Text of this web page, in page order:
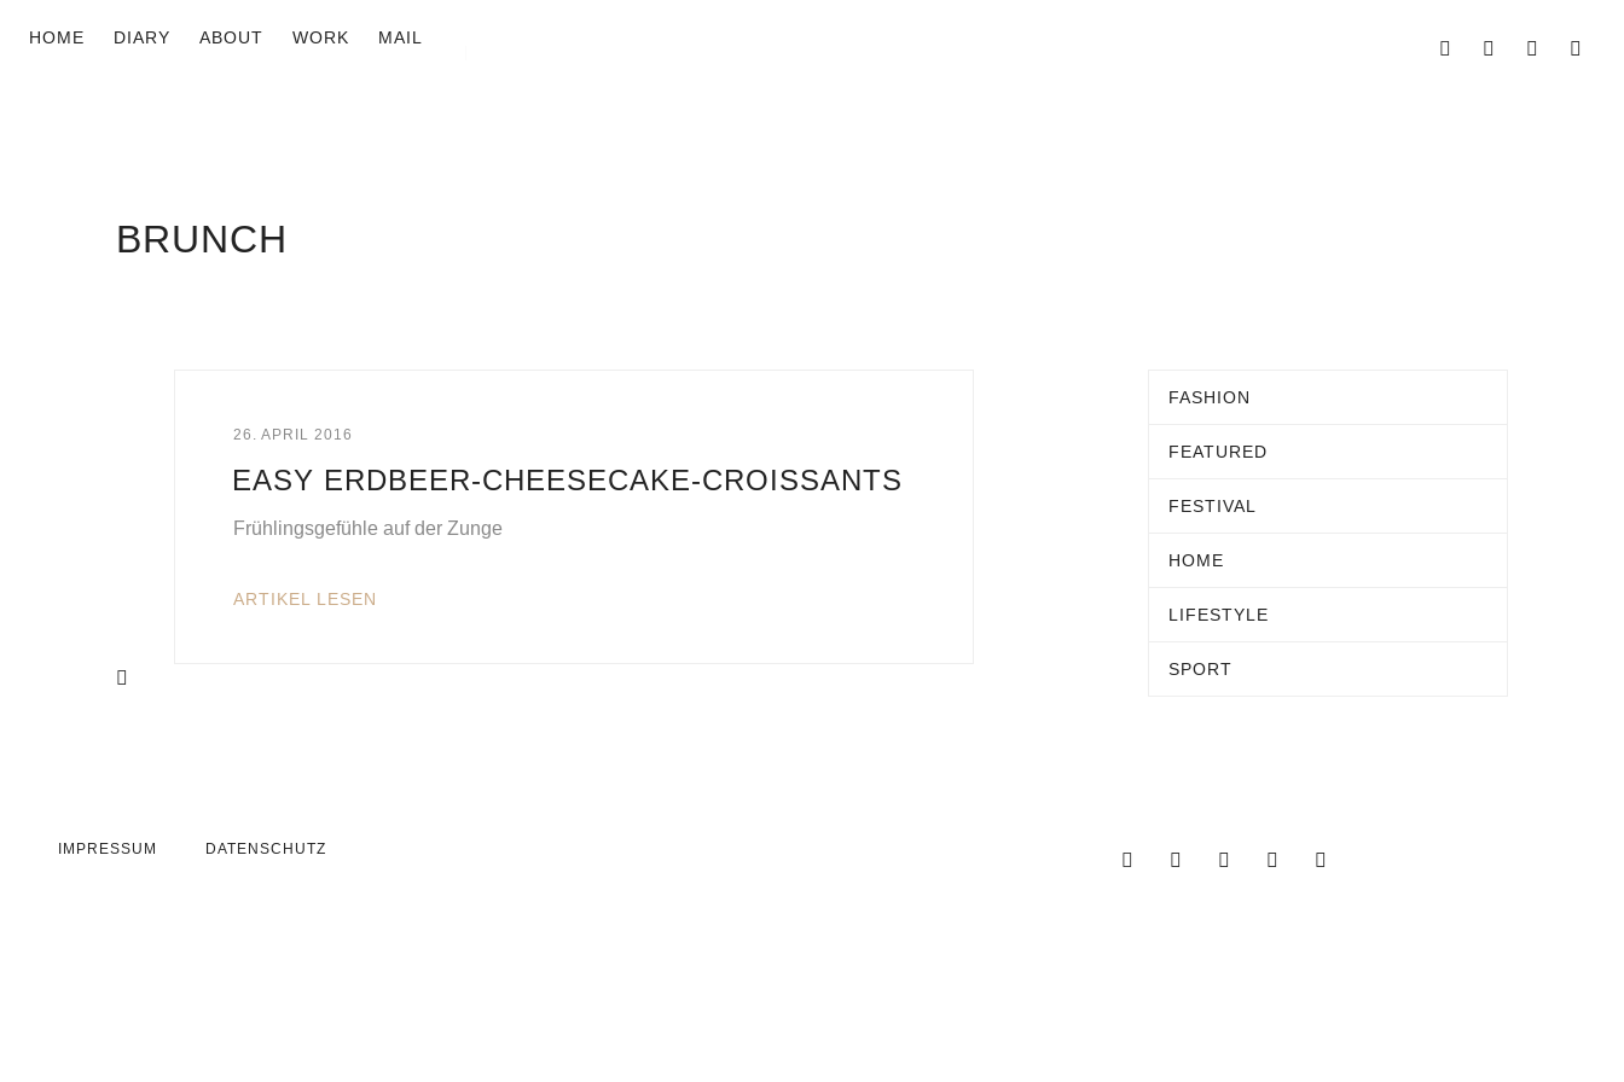
HOME DIARY ABOUT WORK MAIL
BRUNCH
26. APRIL 2016
EASY ERDBEER-CHEESECAKE-CROISSANTS
Frühlingsgefühle auf der Zunge
ARTIKEL LESEN
FASHION
FEATURED
FESTIVAL
HOME
LIFESTYLE
SPORT
IMPRESSUM DATENSCHUTZ